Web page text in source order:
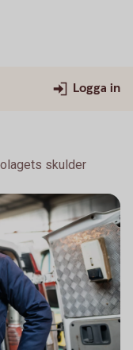
Logga in
skulder